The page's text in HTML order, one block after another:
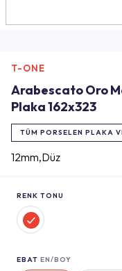
T-ONE
Arabescato Oro
Plaka 162x323
TÜM PORSELEN PLAKA
12mm,Düz
RENK TONU
EBAT EN/BOY